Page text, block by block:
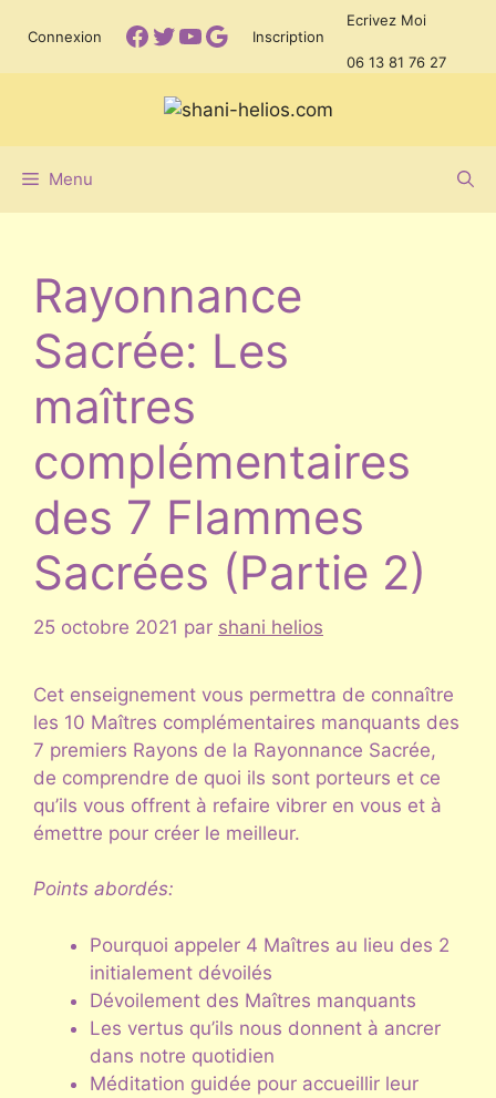
contenu
Connexion Facebook
Twitter
YouTube
Google
Inscription
Ecrivez Moi
06 13 81 76 27
Menu
Rayonnance
Sacrée: Les
maîtres
complémentaires
des 7 Flammes
Sacrées (Partie 2)
25 octobre 2021 par shani helios
Cet enseignement vous permettra de connaître
les 10 Maîtres complémentaires manquants des
7 premiers Rayons de la Rayonnance Sacrée,
de comprendre de quoi ils sont porteurs et ce
qu’ils vous offrent à refaire vibrer en vous et à
émettre pour créer le meilleur.
Points abordés:
Pourquoi appeler 4 Maîtres au lieu des 2
initialement dévoilés
Dévoilement des Maîtres manquants
Les vertus qu’ils nous donnent à ancrer
dans notre quotidien
Méditation guidée pour accueillir leur